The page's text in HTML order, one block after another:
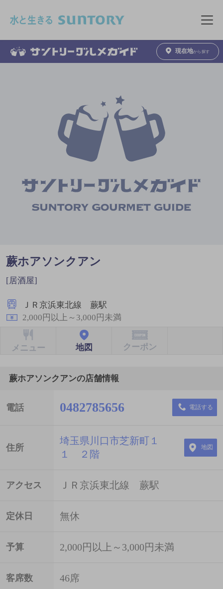
メニュ
現在地から探す
蕨ホアソンクアン
[居酒屋]
ＪＲ京浜東北線 蕨駅
2,000円以上～3,000円未満
メニュー 地図 クーポン
蕨ホアソンクアンの店舗情報
電話 0482785656 電話する
住所
埼玉県川口市芝新町１
１ ２階
地図
アクセス ＪＲ京浜東北線 蕨駅
定休日 無休
予算 2,000円以上～3,000円未満
客席数 46席